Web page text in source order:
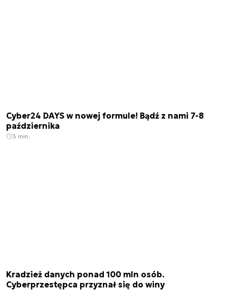
Cyber24 DAYS w nowej formule! Bądź z nami 7-8
października
3 min.
Kradzież danych ponad 100 mln osób.
Cyberprzestępca przyznał się do winy